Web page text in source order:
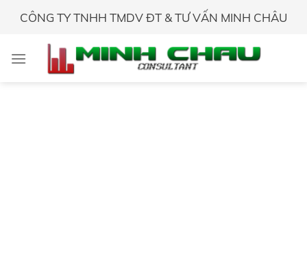
CÔNG TY TNHH TMDV ĐT & TƯ VẤN MINH CHÂU